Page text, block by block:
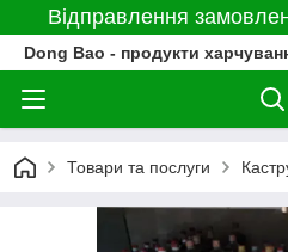
Відправлення
Dong Bao - продукти
Товари та послуги